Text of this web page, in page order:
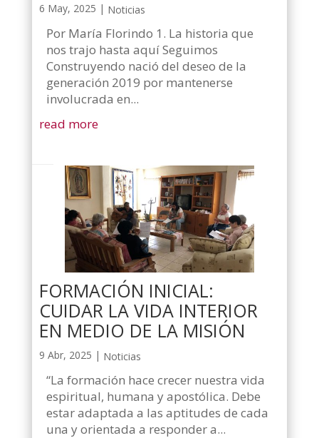
6 May, 2025 | Noticias
Por María Florindo 1. La historia que
nos trajo hasta aquí Seguimos
Construyendo nació del deseo de la
generación 2019 por mantenerse
involucrada en...
read more
FORMACIÓN INICIAL:
CUIDAR LA VIDA INTERIOR
EN MEDIO DE LA MISIÓN
9 Abr, 2025 | Noticias
“La formación hace crecer nuestra vida
espiritual, humana y apostólica. Debe
estar adaptada a las aptitudes de cada
una y orientada a responder a...